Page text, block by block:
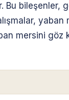
Bu bileşenler,
mersini